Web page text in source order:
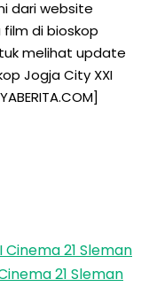
dari website
film di bioskop
melihat update
Jogja City XXI
21 Sleman
21 Sleman